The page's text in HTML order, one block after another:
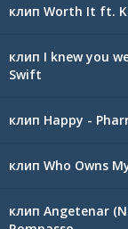
клип Worth It ft.
клип I knew you
Swift
клип Happy -
клип Who Owns
клип Angetenar